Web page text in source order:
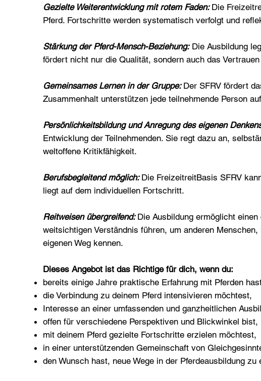
Gezielte Weiterentwicklung mit rotem Faden: Die
Pferd. Fortschritte werden systematisch verfolgt und
Stärkung der Pferd-Mensch-Beziehung:Die Ausbildung
fördert nicht nur die Qualität, sondern auch das
Gemeinsames Lernen in der Gruppe: Der SFRV fördert
Zusammenhalt unterstützen jede teilnehmende Person
Persönlichkeitsbildung und Anregung des eigenen
Entwicklung der Teilnehmenden. Sie regt dazu an,
weltoffene Kritikfähigkeit.
Berufsbegleitend möglich: Die FreizeitreitBasis SFRV
liegt auf dem individuellen Fortschritt.
Reitweisen übergreifend: Die Ausbildung ermöglicht
weitsichtigen Verständnis führen, um anderen
eigenen Weg kennen.
Dieses Angebot ist das Richtige für dich, wenn du:
bereits einige Jahre praktische Erfahrung mit Pferden
die Verbindung zu deinem Pferd intensivieren möchtest,
Interesse an einer umfassenden und ganzheitlichen
offen für verschiedene Perspektiven und Blickwinkel bist,
mit deinem Pferd gezielte Fortschritte erzielen möchtest,
in einer unterstützenden Gemeinschaft von
den Wunsch hast, neue Wege in der Pferdeausbildung zu